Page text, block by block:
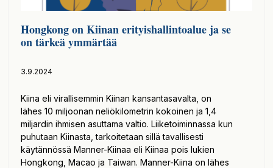
Hongkong on Kiinan erityishallintoalue ja se
on tärkeä ymmärtää
3.9.2024
Kiina eli virallisemmin Kiinan kansantasavalta, on
lähes 10 miljoonan neliökilometrin kokoinen ja 1,4
miljardin ihmisen asuttama valtio. Liiketoiminnassa kun
puhutaan Kiinasta, tarkoitetaan sillä tavallisesti
käytännössä Manner-Kiinaa eli Kiinaa pois lukien
Hongkong, Macao ja Taiwan. Manner-Kiina on lähes